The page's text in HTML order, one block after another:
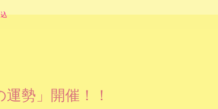
勢」開催！！